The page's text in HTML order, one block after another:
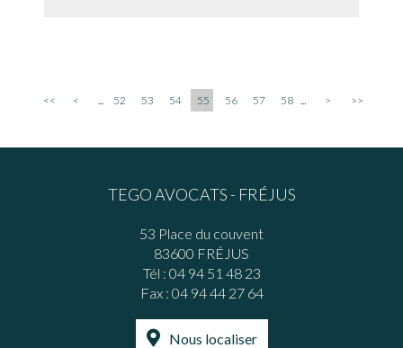
<< < 52 53 54 55 56 57 58 > >>
TEGO AVOCATS - FRÉJUS
53 Place du couvent
83600 FRÉJUS
Tél : 04 94 51 48 23
Fax : 04 94 44 27 64
Nous localiser